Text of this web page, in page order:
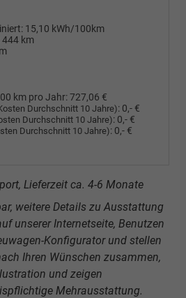
15,10 kWh/100km
444 km
km pro Jahr:727,06 €
Durchschnitt 10 Jahre): 0,- €
Durchschnitt 10 Jahre): 0,- €
Durchschnitt 10 Jahre): 0,- €
Lieferzeit ca. 4-6 Monate
weitere Details zu Ausstattung
unserer Internetseite, Benutzen
Konfigurator und stellen
Ihren Wünschen zusammen,
und zeigen
Mehrausstattung.